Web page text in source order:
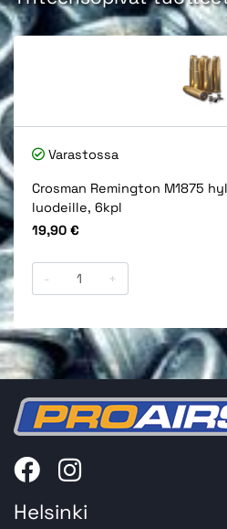
Varastossa
Crosman Remington M1875
luodeille, 6kpl
Hinta
19,90 €
- +
Helsinki